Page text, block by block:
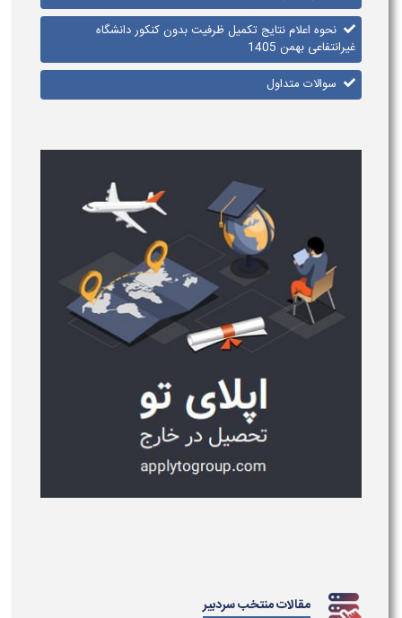
نحوه اعلام نتایج تکمیل ظرفیت بدون کنکور دانشگاه
غیرانتفاعی بهمن 1405
سوالات متداول
مقالات منتخب سردبیر